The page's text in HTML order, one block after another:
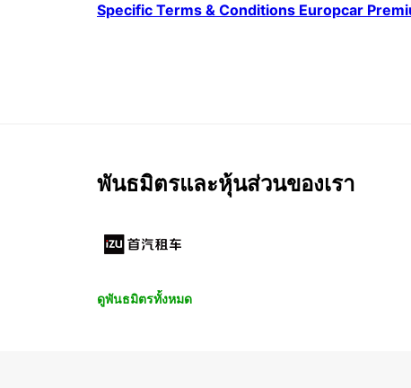
Specific Terms & Conditions Europcar
พันธมิตรและหุ้นส่วนของเรา
ดูพันธมิตรทั้งหมด